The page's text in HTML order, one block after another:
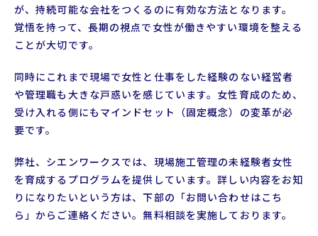
が、持続可能な会社をつくるのに有効な方法となります。
覚悟を持って、長期の視点で女性が働きやすい環境を整える
ことが大切です。
同時にこれまで現場で女性と仕事をした経験のない経営者
や管理職も大きな戸惑いを感じています。女性育成のため、
受け入れる側にもマインドセット（固定概念）の変革が必
要です。
弊社、シエンワークスでは、現場施工管理の未経験者女性
を育成するプログラムを提供しています。詳しい内容をお知
りになりたいという方は、下部の「お問い合わせはこち
ら」からご連絡ください。無料相談を実施しております。